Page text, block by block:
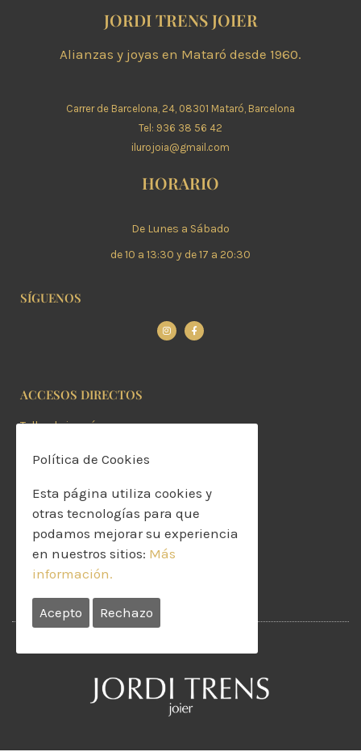
JORDI TRENS JOIER
Alianzas y joyas en Mataró desde 1960.
Carrer de Barcelona, 24, 08301 Mataró, Barcelona
Tel: 936 38 56 42
ilurojoia@gmail.com
HORARIO
De Lunes a Sábado
de 10 a 13:30 y de 17 a 20:30
SÍGUENOS
ACCESOS DIRECTOS
Taller de joyería
Joyería
Alianzas
Compromiso
Joyas de novia
Relojes
Tendencias
Política de Cookies
Esta página utiliza cookies y
otras tecnologías para que
podamos mejorar su experiencia
en nuestros sitios: Más
información.
Acepto Rechazo